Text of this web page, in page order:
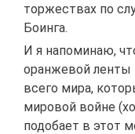
торжествах по
Боинга.
И я напоминаю,
оранжевой ленты
всего мира,
мировой войне
подобает в этот